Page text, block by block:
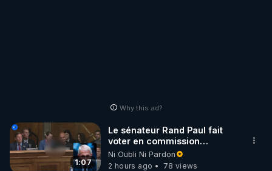
Why this ad?
1:07
Le sénateur Rand Paul fait
voter en commission
l'outrage au Congrès contre
Anthony Fauci
Ni Oubli Ni Pardon
2 hours ago
78 views